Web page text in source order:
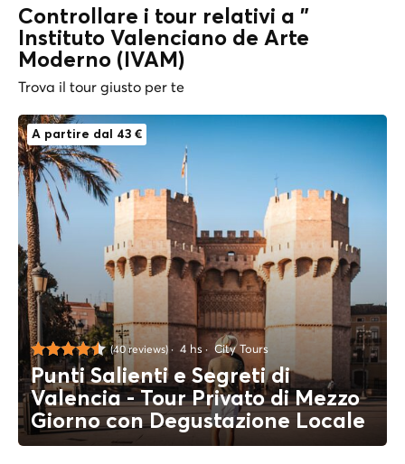
Controllare i tour relativi a "
Instituto Valenciano de Arte
Moderno (IVAM)
Trova il tour giusto per te
A partire dal 43 €
(40 reviews) 4 hs City Tours
Punti Salienti e Segreti di
Valencia - Tour Privato di Mezzo
Giorno con Degustazione Locale